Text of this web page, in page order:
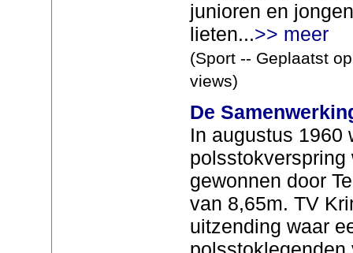
junioren en
lieten...>> meer
(Sport -- Geplaatst
views)
De
In augustus 1960
gewonnen door
van 8,65m. TV
uitzending waar